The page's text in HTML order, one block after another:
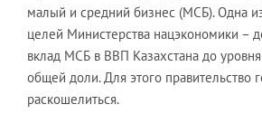
малый и средний бизнес (МСБ). Одна
целей Министерства нацэкономики –
вклад МСБ в ВВП Казахстана до
общей доли. Для этого правительство
раскошелиться.